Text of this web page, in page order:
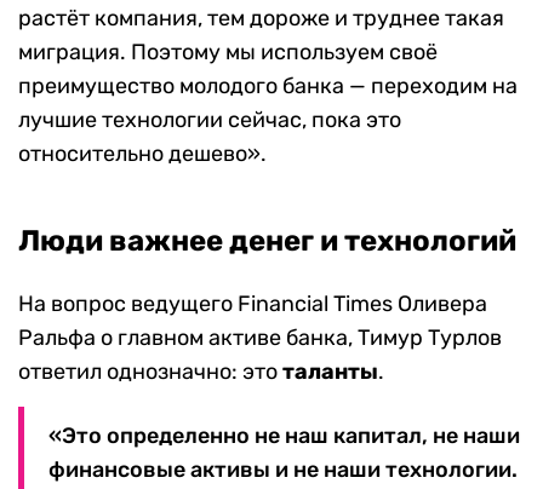
растёт компания, тем дороже и труднее такая
миграция. Поэтому мы используем своё
преимущество молодого банка — переходим на
лучшие технологии сейчас, пока это
относительно дешево».
Люди важнее денег и технологий
На вопрос ведущего Financial Times Оливера
Ральфа о главном активе банка, Тимур Турлов
ответил однозначно: этоталанты.
«Это определенно не наш капитал, не наши
финансовые активы и не наши технологии.